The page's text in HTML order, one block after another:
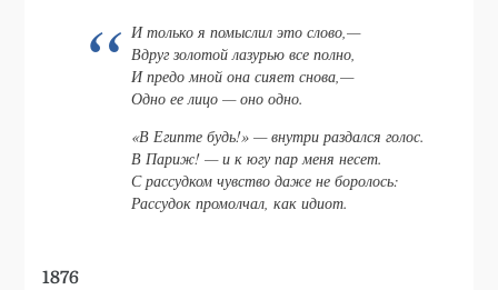
И только я помыслил это слово,—
Вдруг золотой лазурью все полно,
И предо мной она сияет снова,—
Одно ее лицо — оно одно.
«В Египте будь!» — внутри раздался голос.
В Париж! — и к югу пар меня несет.
С рассудком чувство даже не боролось:
Рассудок промолчал, как идиот.
1876